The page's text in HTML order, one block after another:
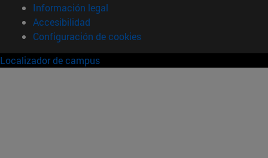
Información legal
Accesibilidad
Configuración de cookies
Localizador de campus